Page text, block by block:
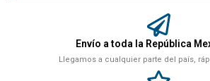
Envío a toda la República
Llegamos a cualquier parte del país,